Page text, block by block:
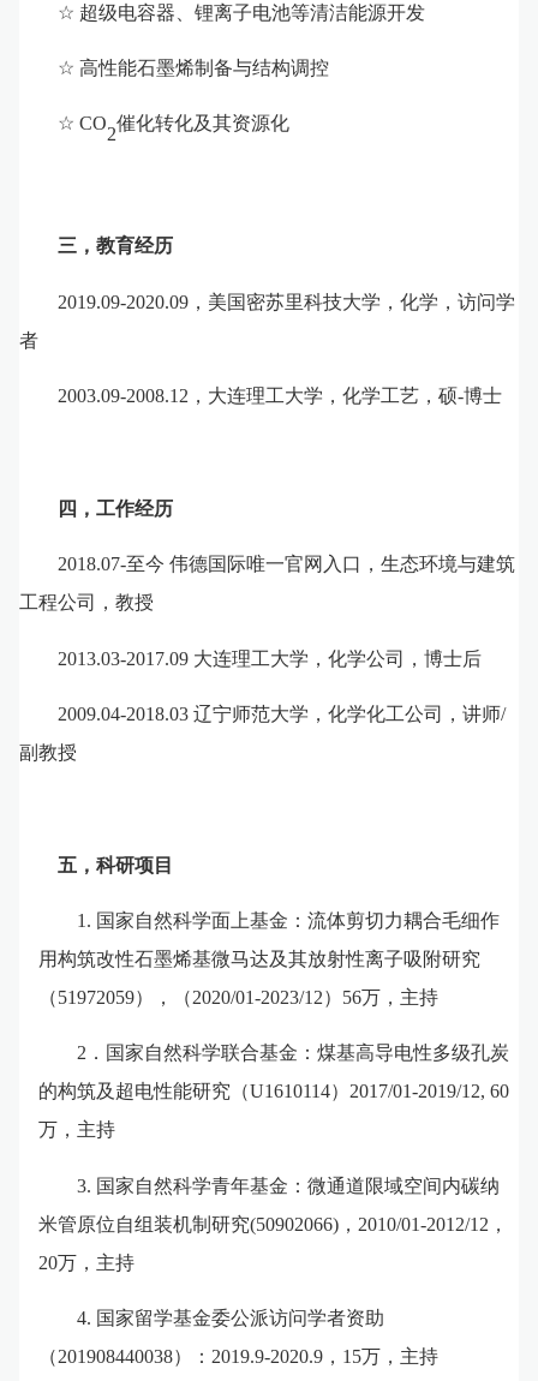
☆ 超级电容器、锂离子电池等清洁能源开发
☆高性能石墨烯制备与结构调控
☆CO2催化转化及其资源化
三，教育经历
2019.09-2020.09 ，美国密苏里科技大学，化学，访问学
者
2003.09-2008.12 ，大连理工大学，化学工艺，硕-博士
四，工作经历
2018.07-至今伟德国际唯一官网入口，生态环境与建筑
工程公司， 教授
2013.03-2017.09 大连理工大学，化学公司 ，博士后
2009.04-2018.03 辽宁师范大学，化学化工公司，讲师/
副教授
五，科研项目
1. 国家自然科学面上基金：流体剪切力耦合毛细作
用构筑改性石墨烯基微马达及其放射性离子吸附研究
（51972059） ， （2020/01-2023/12） 56万，主持
2 ．国家自然科学联合基金：煤基高导电性多级孔炭
的构筑及超电性能研究（U1610114） 2017/01-2019/12, 60
万，主持
3. 国家自然科学青年基金：微通道限域空间内碳纳
米管原位自组装机制研究(50902066) ， 2010/01-2012/12 ，
20万，主持
4. 国家留学基金委公派访问学者资助
（201908440038）： 2019.9-2020.9 ， 15万，主持